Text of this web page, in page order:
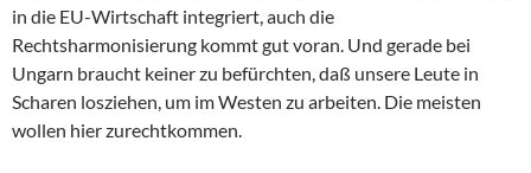
in die EU-Wirtschaft integriert, auch die
Rechtsharmonisierung kommt gut voran. Und gerade bei
Ungarn braucht keiner zu befürchten, daß unsere Leute in
Scharen losziehen, um im Westen zu arbeiten. Die meisten
wollen hier zurechtkommen.